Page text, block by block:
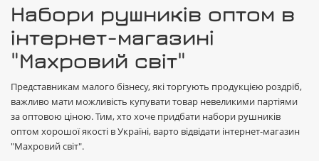
Набори рушників оптом в
інтернет-магазині
"Махровий світ"
Представникам малого бізнесу, які торгують продукцією роздріб,
важливо мати можливість купувати товар невеликими партіями
за оптовою ціною. Тим, хто хоче придбати набори рушників
оптом хорошої якості в Україні, варто відвідати інтернет-магазин
"Махровий світ".